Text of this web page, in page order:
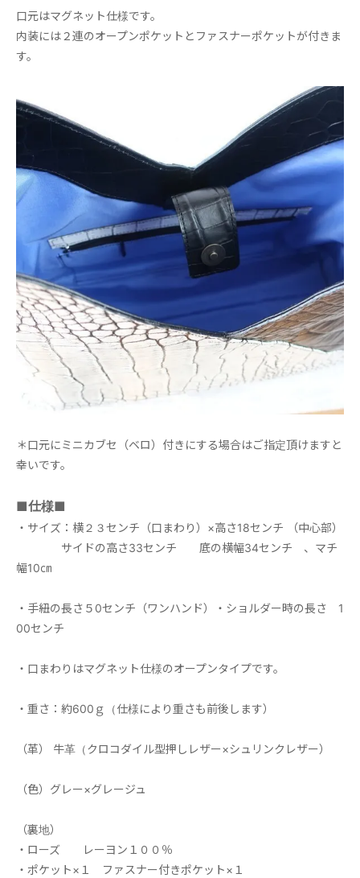
口元はマグネット仕様です。
内装には２連のオープンポケットとファスナーポケットが付きま
す。
＊口元にミニカブセ（ベロ）付きにする場合はご指定頂けますと
幸いです。
■仕様■
・サイズ：横２３センチ（口まわり）×高さ18センチ （中心部）
サイドの高さ33センチ 底の横幅34センチ 、マチ
幅10㎝
・手紐の長さ５0センチ（ワンハンド）・ショルダー時の長さ 1
00センチ
・口まわりはマグネット仕様のオープンタイプです。
・重さ：約600ｇ（仕様により重さも前後します）
（革） 牛革（クロコダイル型押しレザー×シュリンクレザー）
（色）グレー×グレージュ
（裏地）
・ローズ レーヨン１００％
・ポケット×１ ファスナー付きポケット×１